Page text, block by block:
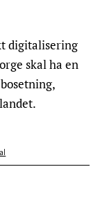
digitalisering
skal ha en